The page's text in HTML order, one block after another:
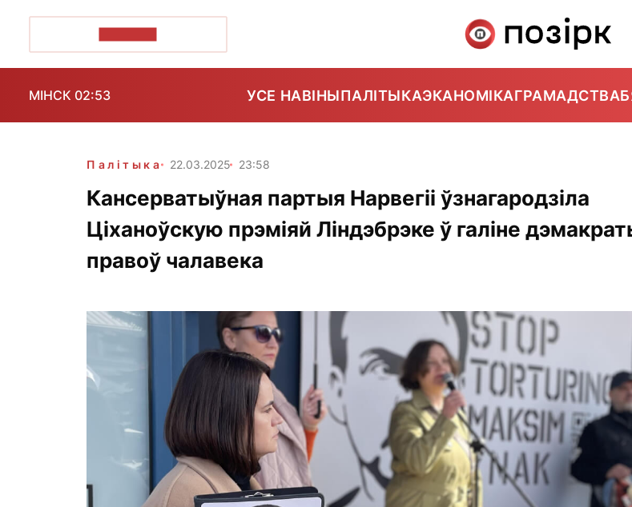
МІНСК 02:53 УСЕ НАВІНЫПАЛІТЫКАЭКАНОМІКАГРАМАДСТВА
Палітыка 22.03.2025 23:58
Кансерватыўная партыя Нарвегіі ўзнагародзіла
Ціханоўскую прэміяй Ліндэбрэке ў галіне
правоў чалавека